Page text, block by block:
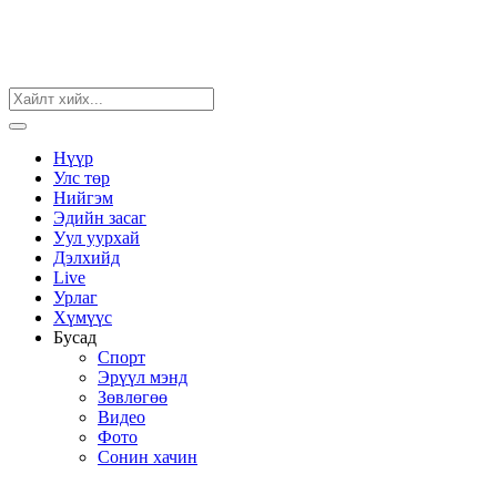
Нүүр
Улс төр
Нийгэм
Эдийн засаг
Уул уурхай
Дэлхийд
Live
Урлаг
Хүмүүс
Бусад
Спорт
Эрүүл мэнд
Зөвлөгөө
Видео
Фото
Сонин хачин